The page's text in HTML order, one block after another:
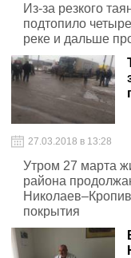
Из-за резкого
подтопило
реке и дальше
27.03.2018 в 13:28
Утром 27 марта
района
покрытия